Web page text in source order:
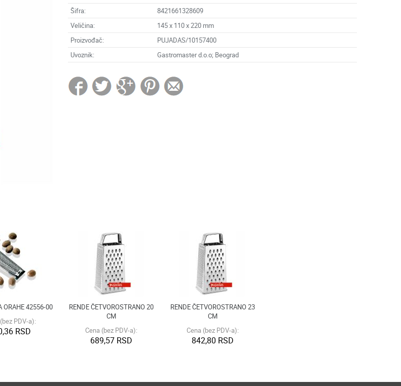
Šifra:
8421661328609
Veličina:
145 x 110 x 220 mm
Proizvođač:
PUJADAS/10157400
Uvoznik:
Gastromaster d.o.o; Beograd
ORAHE 42556-00
PDV-a):
RSD
RENDE ČETVOROSTRANO 20
CM
Cena (bez PDV-a):
689,57 RSD
RENDE ČETVOROSTRANO 23
CM
Cena (bez PDV-a):
842,80 RSD